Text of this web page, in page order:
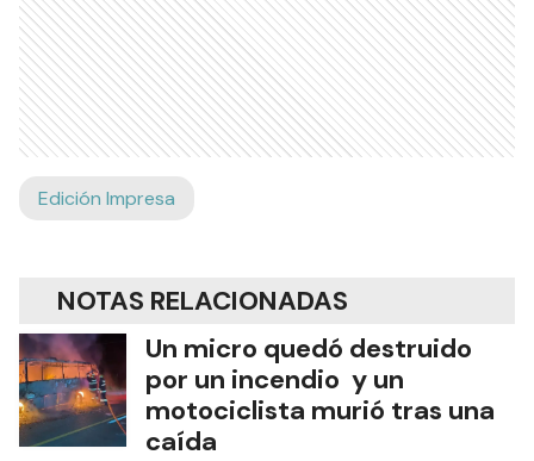
Edición Impresa
NOTAS RELACIONADAS
Un micro quedó destruido
por un incendio y un
motociclista murió tras una
caída